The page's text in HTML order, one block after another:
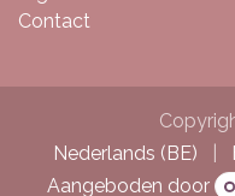
Contact
Nederlands (BE)
Aangeboden door